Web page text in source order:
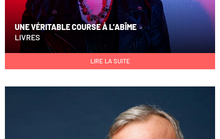
UNE VÉRITABLE COURSE À L’ABÎME
LIVRES
LIRE LA SUITE